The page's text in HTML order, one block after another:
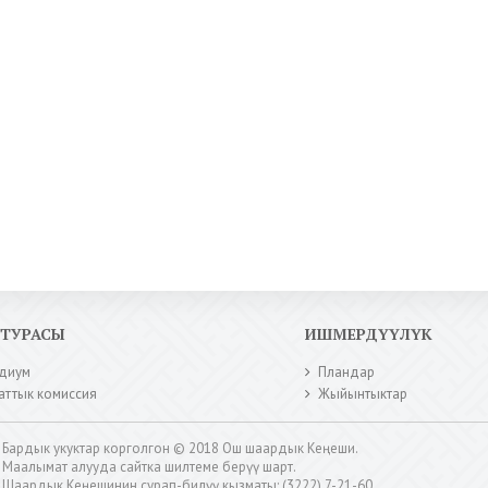
комиссия
ИШМЕРДҮҮЛҮК
Пландар
Жыйынтыктар
Бардык укуктар корголгон © 2018 Ош шаардык Кеңеши.
Маалымат алууда сайтка шилтеме берүү шарт.